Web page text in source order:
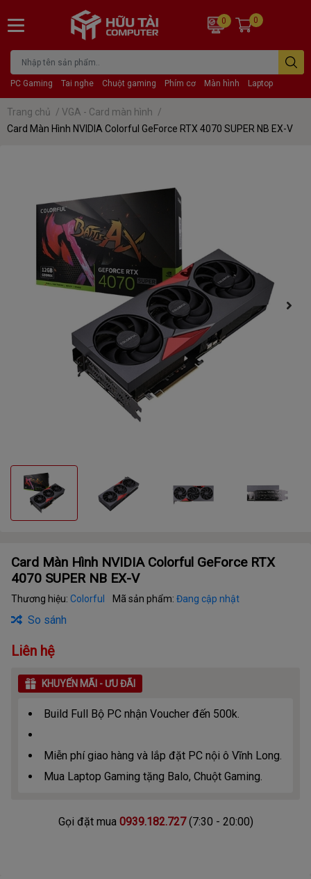
PC Gaming Tai nghe Chuột gaming Phím cơ Màn hình Laptop
0 0
Trang chủ / VGA - Card màn hình /
Card Màn Hình NVIDIA Colorful GeForce RTX 4070 SUPER NB EX-V
Card Màn Hình NVIDIA Colorful GeForce RTX
4070 SUPER NB EX-V
Thương hiệu: Colorful Mã sản phẩm: Đang cập nhật
So sánh
Liên hệ
KHUYẾN MÃI - ƯU ĐÃI
Build Full Bộ PC nhận Voucher đến 500k.
Miễn phí giao hàng và lắp đặt PC nội ô Vĩnh Long.
Mua Laptop Gaming tặng Balo, Chuột Gaming.
Gọi đặt mua 0939.182.727(7:30 - 20:00)